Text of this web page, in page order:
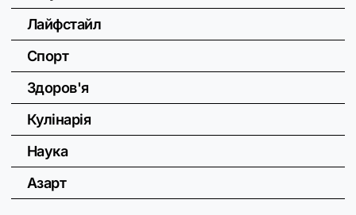
Лайфстайл
Спорт
Здоров'я
Кулінарія
Наука
Азарт